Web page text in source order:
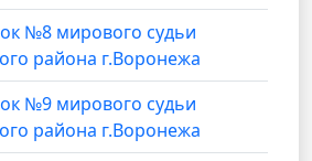
№8 мирового судьи
района г.Воронежа
№9 мирового судьи
района г.Воронежа